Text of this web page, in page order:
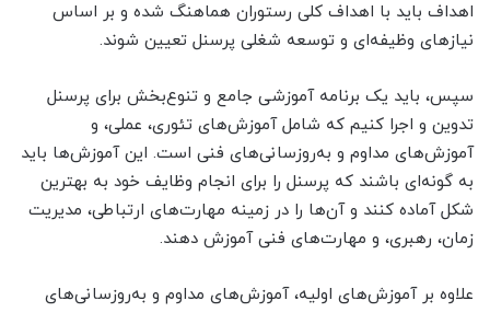
اهداف باید با اهداف کلی رستوران هماهنگ شده و بر اساس
نیازهای وظیفه‌ای و توسعه شغلی پرسنل تعیین شوند.
سپس، باید یک برنامه آموزشی جامع و تنوع‌بخش برای پرسنل
تدوین و اجرا کنیم که شامل آموزش‌های تئوری، عملی، و
آموزش‌های مداوم و به‌روزسانی‌های فنی است. این آموزش‌ها باید
به گونه‌ای باشند که پرسنل را برای انجام وظایف خود به بهترین
شکل آماده کنند و آن‌ها را در زمینه مهارت‌های ارتباطی، مدیریت
زمان، رهبری، و مهارت‌های فنی آموزش دهند.
علاوه بر آموزش‌های اولیه، آموزش‌های مداوم و به‌روزسانی‌های